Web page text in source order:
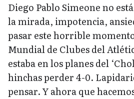
Diego Pablo Simeone no
la mirada, impotencia,
pasar este horrible
Mundial de Clubes del
estaba en los planes del
hinchas perder 4-0.
pensar. Y ahora que